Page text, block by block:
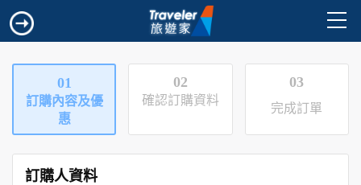
01
訂購內容及優
惠
02
確認訂購資料
03
完成訂單
訂購人資料